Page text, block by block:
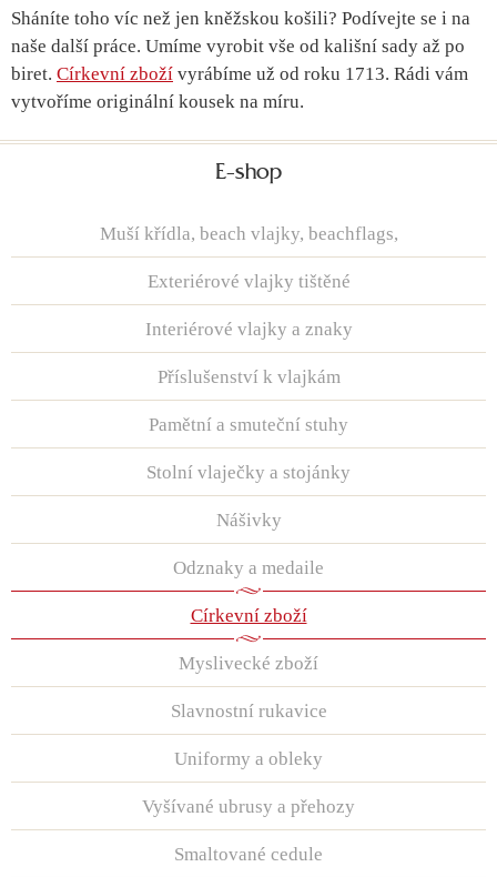
Sháníte toho víc než jen kněžskou košili? Podívejte se i na
naše další práce. Umíme vyrobit vše od kališní sady až po
biret. Církevní zboží vyrábíme už od roku 1713. Rádi vám
vytvoříme originální kousek na míru.
E-shop
Muší křídla, beach vlajky, beachflags,
Exteriérové vlajky tištěné
Interiérové vlajky a znaky
Příslušenství k vlajkám
Pamětní a smuteční stuhy
Stolní vlaječky a stojánky
Nášivky
Odznaky a medaile
Církevní zboží
Myslivecké zboží
Slavnostní rukavice
Uniformy a obleky
Vyšívané ubrusy a přehozy
Smaltované cedule